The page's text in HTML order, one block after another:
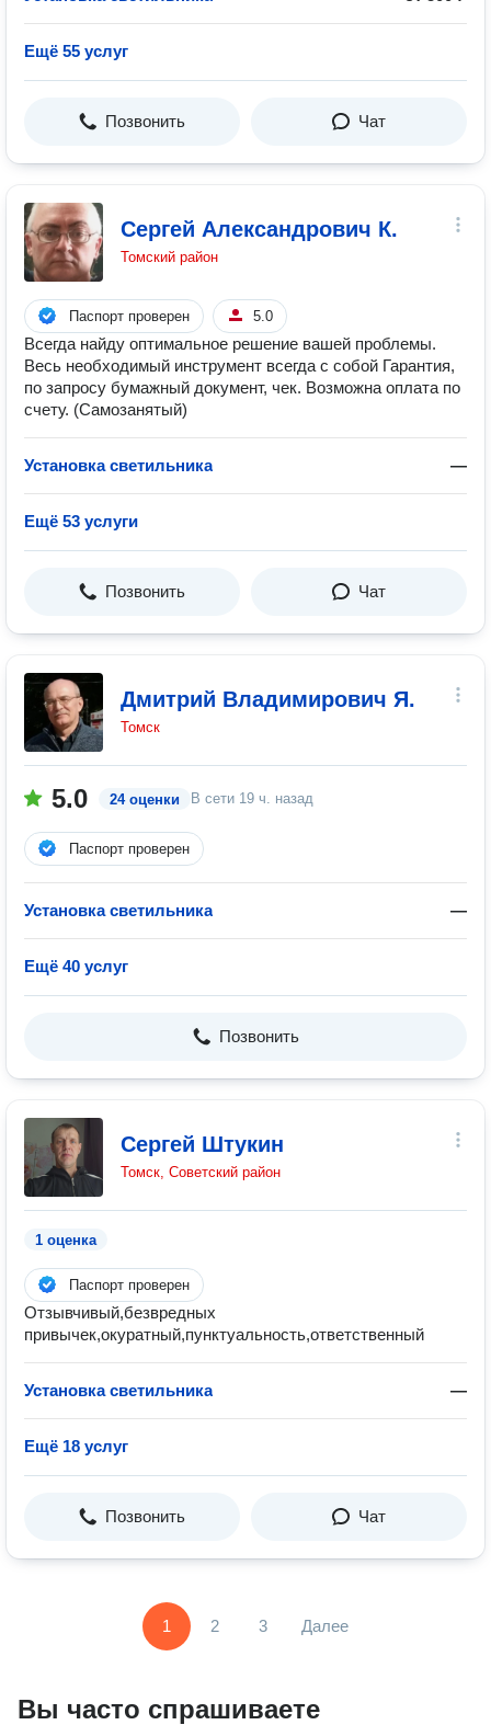
Ещё 55 услуг
Позвонить Чат
Сергей Александрович К.
Томский район
Паспорт проверен 5.0
Всегда найду оптимальное решение вашей проблемы.
Весь необходимый инструмент всегда с собой Гарантия,
по запросу бумажный документ, чек. Возможна оплата по
счету. (Самозанятый)
Установка светильника —
Ещё 53 услуги
Позвонить Чат
Дмитрий Владимирович Я.
Томск
5.0 24 оценки В сети 19 ч. назад
Паспорт проверен
Установка светильника —
Ещё 40 услуг
Позвонить
Сергей Штукин
Томск, Советский район
1 оценка
Паспорт проверен
Отзывчивый,безвредных
привычек,окуратный,пунктуальность,ответственный
Установка светильника —
Ещё 18 услуг
Позвонить Чат
1 2 3 Далее
Вы часто спрашиваете